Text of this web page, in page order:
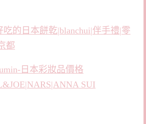
的日本餅乾|blanchui|伴手禮|零
都
日本彩妝品價格
SUI